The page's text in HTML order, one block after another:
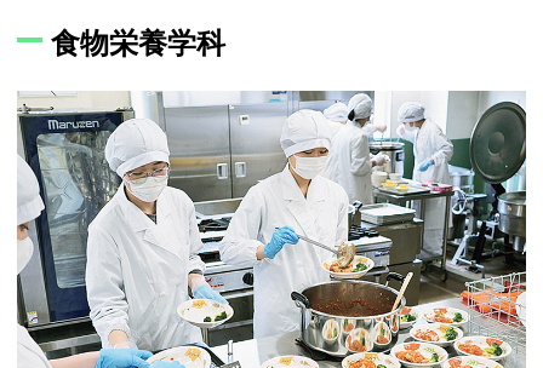
食物栄養学科